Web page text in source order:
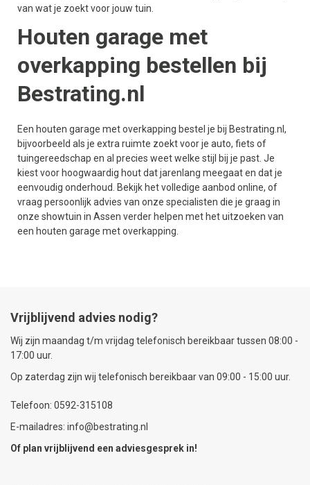
van wat je zoekt voor jouw tuin.
Houten garage met
overkapping bestellen bij
Bestrating.nl
Een houten garage met overkapping bestel je bij Bestrating.nl,
bijvoorbeeld als je extra ruimte zoekt voor je auto, fiets of
tuingereedschap en al precies weet welke stijl bij je past. Je
kiest voor hoogwaardig hout dat jarenlang meegaat en dat je
eenvoudig onderhoud. Bekijk het volledige aanbod online, of
vraag persoonlijk advies van onze specialisten die je graag in
onze showtuin in Assen verder helpen met het uitzoeken van
een houten garage met overkapping.
Vrijblijvend advies nodig?
Wij zijn maandag t/m vrijdag telefonisch bereikbaar tussen 08:00 -
17:00 uur.
Op zaterdag zijn wij telefonisch bereikbaar van 09:00 - 15:00 uur.
Telefoon: 0592-315108
E-mailadres: info@bestrating.nl
Of plan vrijblijvend een adviesgesprek in!